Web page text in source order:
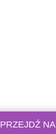
PRZEJDŹ NA